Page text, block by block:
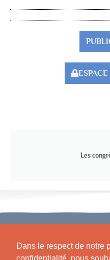
Dans le respect de notre
Les